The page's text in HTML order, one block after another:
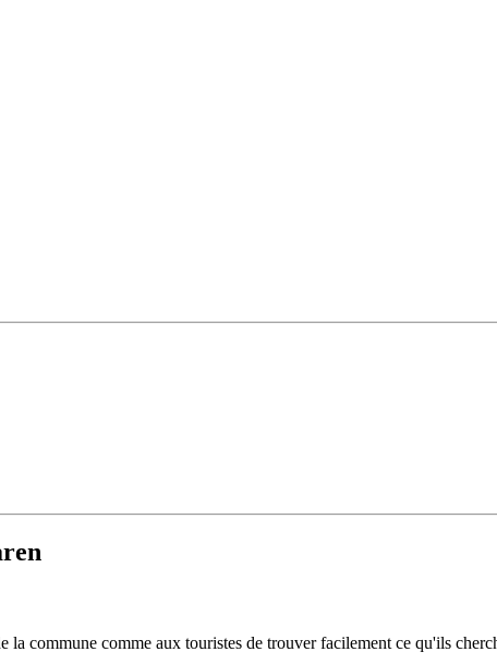
commune comme aux touristes de trouver facilement ce qu'ils